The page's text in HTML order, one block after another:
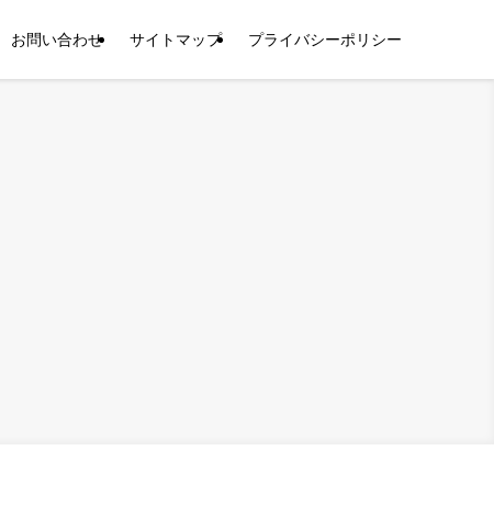
お問い合わせ サイトマップ プライバシーポリシー